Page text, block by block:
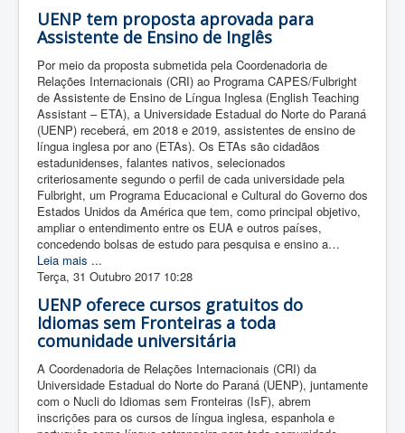
UENP tem proposta aprovada para
Assistente de Ensino de Inglês
Por meio da proposta submetida pela Coordenadoria de
Relações Internacionais (CRI) ao Programa CAPES/Fulbright
de Assistente de Ensino de Língua Inglesa (English Teaching
Assistant – ETA), a Universidade Estadual do Norte do Paraná
(UENP) receberá, em 2018 e 2019, assistentes de ensino de
língua inglesa por ano (ETAs). Os ETAs são cidadãos
estadunidenses, falantes nativos, selecionados
criteriosamente segundo o perfil de cada universidade pela
Fulbright, um Programa Educacional e Cultural do Governo dos
Estados Unidos da América que tem, como principal objetivo,
ampliar o entendimento entre os EUA e outros países,
concedendo bolsas de estudo para pesquisa e ensino a…
Leia mais ...
Terça, 31 Outubro 2017 10:28
UENP oferece cursos gratuitos do
Idiomas sem Fronteiras a toda
comunidade universitária
A Coordenadoria de Relações Internacionais (CRI) da
Universidade Estadual do Norte do Paraná (UENP), juntamente
com o Nucli do Idiomas sem Fronteiras (IsF), abrem
inscrições para os cursos de língua inglesa, espanhola e